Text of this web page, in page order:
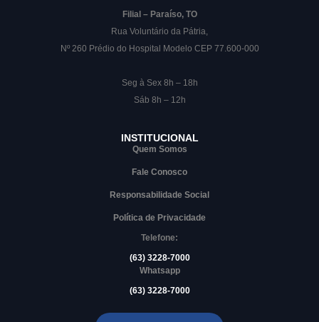
Filial – Paraíso, TO
Rua Voluntário da Pátria,
Nº 260 Prédio do Hospital Modelo CEP 77.600-000
Seg à Sex 8h – 18h
Sáb 8h – 12h
INSTITUCIONAL
Quem Somos
Fale Conosco
Responsabilidade Social
Política de Privacidade
Telefone:
(63) 3228-7000
Whatsapp
(63) 3228-7000